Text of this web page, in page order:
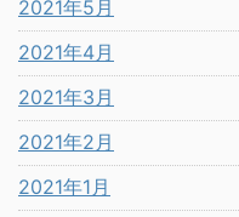
2021年5月
2021年4月
2021年3月
2021年2月
2021年1月